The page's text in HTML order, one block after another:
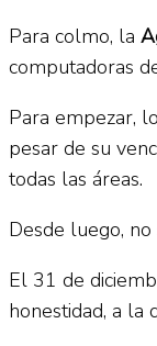
Para colmo, la
computadoras
Para empezar,
pesar de su
todas las áreas.
Desde luego,
El 31 de
honestidad, a la